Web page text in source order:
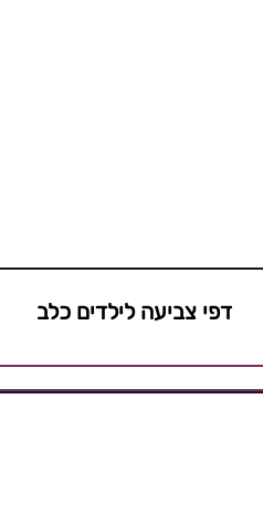
דפי צביעה לילדים כלב